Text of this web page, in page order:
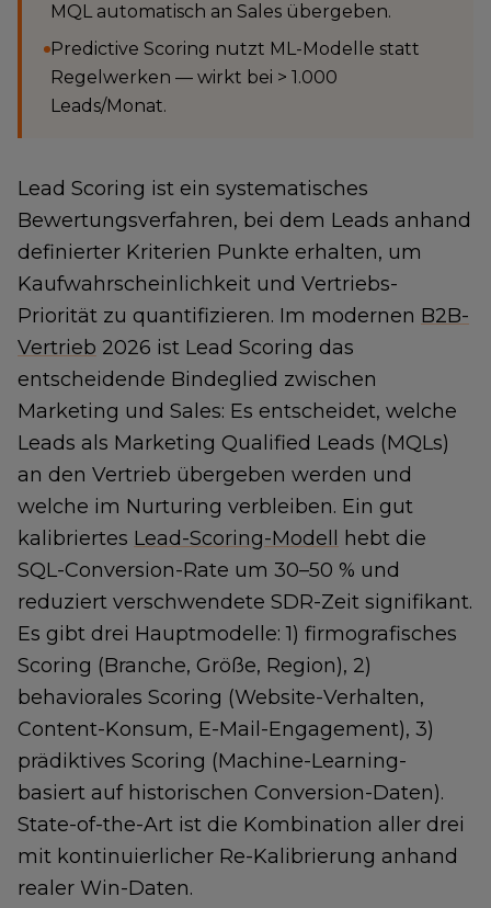
MQL automatisch an Sales übergeben.
Predictive Scoring nutzt ML-Modelle statt
Regelwerken — wirkt bei > 1.000
Leads/Monat.
Lead Scoring ist ein systematisches
Bewertungsverfahren, bei dem Leads anhand
definierter Kriterien Punkte erhalten, um
Kaufwahrscheinlichkeit und Vertriebs-
Priorität zu quantifizieren. Im modernen B2B-
Vertrieb 2026 ist Lead Scoring das
entscheidende Bindeglied zwischen
Marketing und Sales: Es entscheidet, welche
Leads als Marketing Qualified Leads (MQLs)
an den Vertrieb übergeben werden und
welche im Nurturing verbleiben. Ein gut
kalibriertes Lead-Scoring-Modell
hebt die
SQL-Conversion-Rate um 30–50 % und
reduziert verschwendete SDR-Zeit signifikant.
Es gibt drei Hauptmodelle: 1) firmografisches
Scoring (Branche, Größe, Region), 2)
behaviorales Scoring (Website-Verhalten,
Content-Konsum, E-Mail-Engagement), 3)
prädiktives Scoring (Machine-Learning-
basiert auf historischen Conversion-Daten).
State-of-the-Art ist die Kombination aller drei
mit kontinuierlicher Re-Kalibrierung anhand
realer Win-Daten.